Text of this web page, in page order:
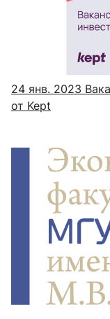
24 янв. 2023
от Kept